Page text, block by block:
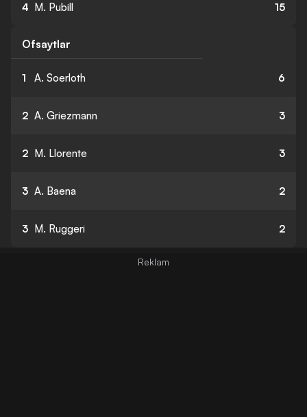
4 M. Pubill 15
Ofsaytlar
1 A. Soerloth 6
2 A. Griezmann 3
2 M. Llorente 3
3 A. Baena 2
3 M. Ruggeri 2